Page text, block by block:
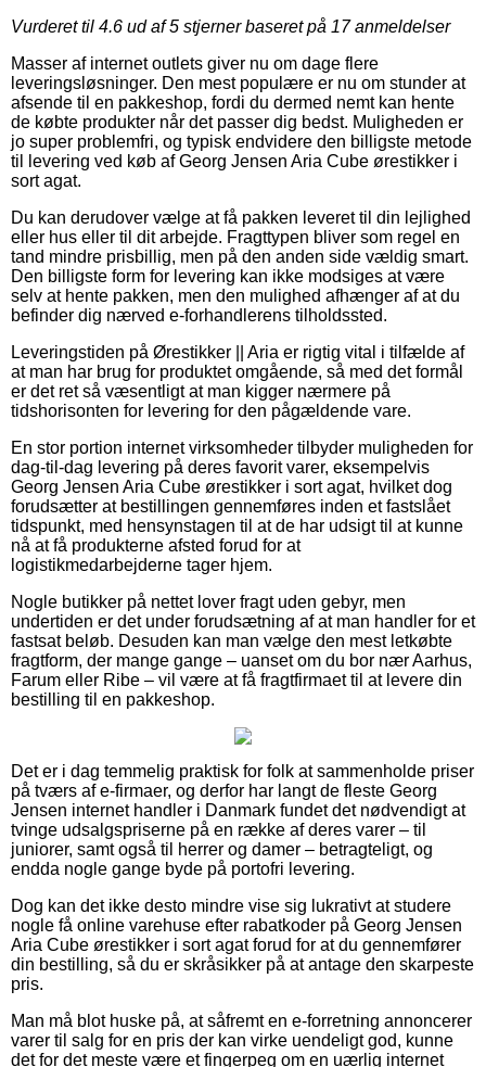
Vurderet til 4.6 ud af 5 stjerner baseret på 17anmeldelser
Masser af internet outlets giver nu om dage flere
leveringsløsninger. Den mest populære er nu om stunder at
afsende til en pakkeshop, fordi du dermed nemt kan hente
de købte produkter når det passer dig bedst. Muligheden er
jo super problemfri, og typisk endvidere den billigste metode
til levering ved køb af Georg Jensen Aria Cube ørestikker i
sort agat.
Du kan derudover vælge at få pakken leveret til din lejlighed
eller hus eller til dit arbejde. Fragttypen bliver som regel en
tand mindre prisbillig, men på den anden side vældig smart.
Den billigste form for levering kan ikke modsiges at være
selv at hente pakken, men den mulighed afhænger af at du
befinder dig nærved e-forhandlerens tilholdssted.
Leveringstiden på Ørestikker || Aria er rigtig vital i tilfælde af
at man har brug for produktet omgående, så med det formål
er det ret så væsentligt at man kigger nærmere på
tidshorisonten for levering for den pågældende vare.
En stor portion internet virksomheder tilbyder muligheden for
dag-til-dag levering på deres favorit varer, eksempelvis
Georg Jensen Aria Cube ørestikker i sort agat, hvilket dog
forudsætter at bestillingen gennemføres inden et fastslået
tidspunkt, med hensynstagen til at de har udsigt til at kunne
nå at få produkterne afsted forud for at
logistikmedarbejderne tager hjem.
Nogle butikker på nettet lover fragt uden gebyr, men
undertiden er det under forudsætning af at man handler for et
fastsat beløb. Desuden kan man vælge den mest letkøbte
fragtform, der mange gange – uanset om du bor nær Aarhus,
Farum eller Ribe – vil være at få fragtfirmaet til at levere din
bestilling til en pakkeshop.
Det er i dag temmelig praktisk for folk at sammenholde priser
på tværs af e-firmaer, og derfor har langt de fleste Georg
Jensen internet handler i Danmark fundet det nødvendigt at
tvinge udsalgspriserne på en række af deres varer – til
juniorer, samt også til herrer og damer – betragteligt, og
endda nogle gange byde på portofri levering.
Dog kan det ikke desto mindre vise sig lukrativt at studere
nogle få online varehuse efter rabatkoder på Georg Jensen
Aria Cube ørestikker i sort agat forud for at du gennemfører
din bestilling, så du er skråsikker på at antage den skarpeste
pris.
Man må blot huske på, at såfremt en e-forretning annoncerer
varer til salg for en pris der kan virke uendeligt god, kunne
det for det meste være et fingerpeg om en uærlig internet